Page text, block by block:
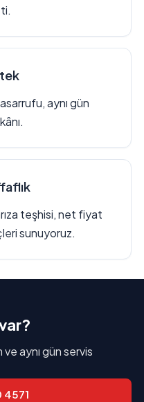
aynı gün
teşhisi, net fiyat
sunuyoruz.
ve aynı gün servis